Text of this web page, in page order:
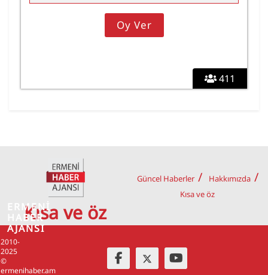
411
Kısa ve öz
Güncel Haberler
Hakkımızda
Kısa ve öz
2010-
2025
©
ermenihaber.am
ERMENİ
HABER
AJANSI